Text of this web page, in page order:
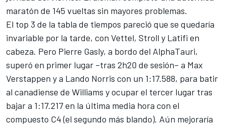
maratón de 145 vueltas sin mayores problemas.
El top 3 de la tabla de tiempos pareció que se quedaría
invariable por la tarde, con Vettel, Stroll y Latifi en
cabeza. Pero Pierre Gasly, a bordo del AlphaTauri,
superó en primer lugar –tras 2h20 de sesión– a Max
Verstappen y a Lando Norris con un 1:17.588, para batir
al canadiense de Williams y ocupar el tercer lugar tras
bajar a 1:17.217 en la última media hora con el
compuesto C4 (el segundo más blando). Aún mejoraría